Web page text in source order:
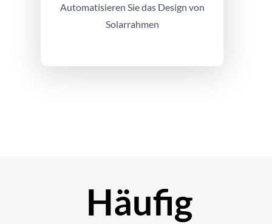
Automatisieren Sie das Design von
Solarrahmen
Häufig